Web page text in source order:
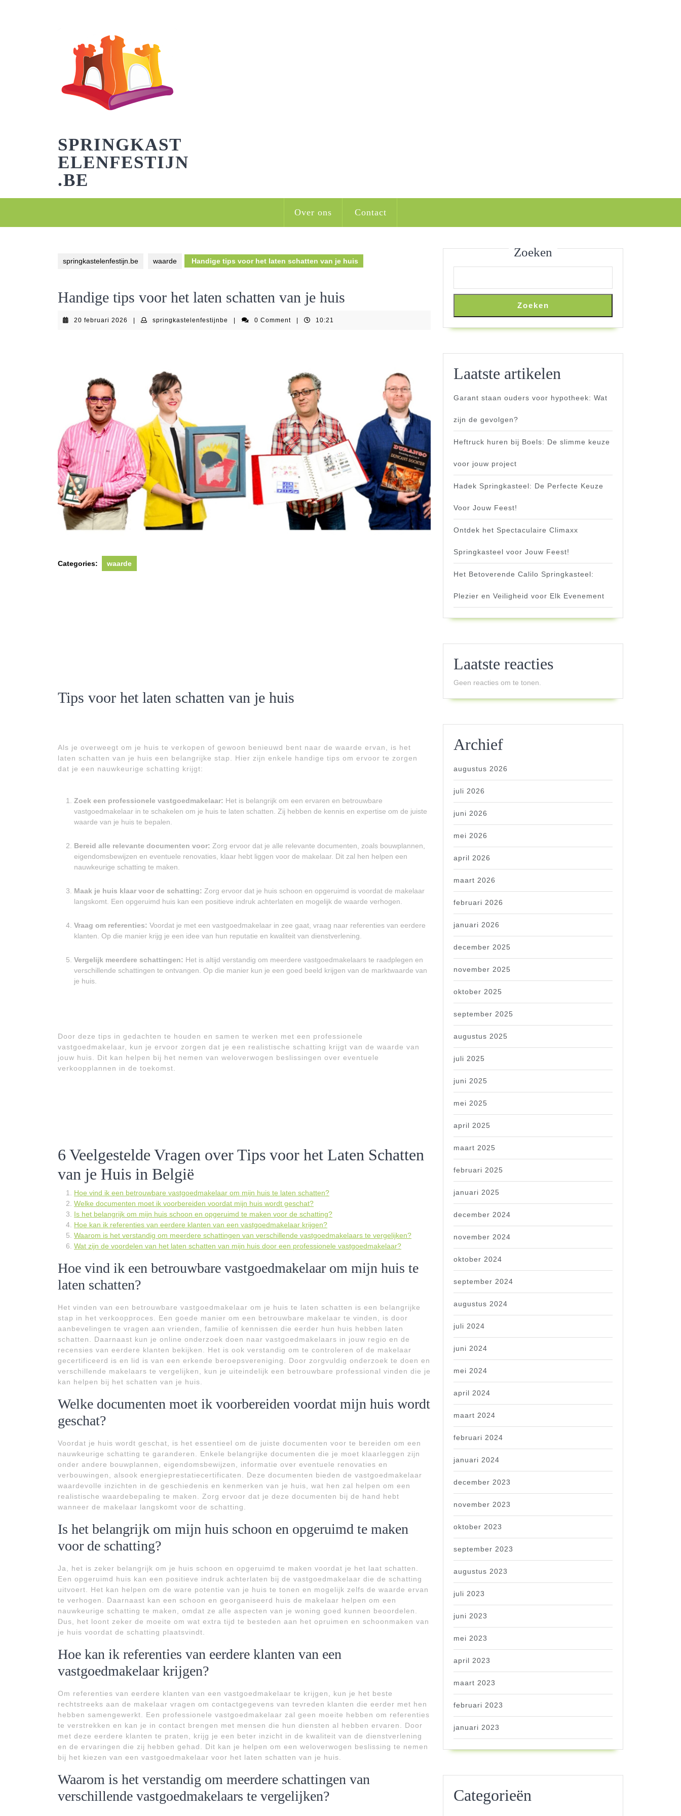
SPRINGKAST
ELENFESTIJN
.BE
Over ons Contact
springkastelenfestijn.be waarde Handige tips voor het laten schatten van je huis
Handige tips voor het laten schatten van je huis
20 februari 2026 20
springkastelenfestijnbe springkastelenfestijnbe
0 Comment 10:21
Categories: waarde
Tips voor het laten schatten van je huis
Als je overweegt om je huis te verkopen of gewoon benieuwd bent naar de waarde ervan, is het
laten schatten van je huis een belangrijke stap. Hier zijn enkele handige tips om ervoor te zorgen
dat je een nauwkeurige schatting krijgt:
Zoek een professionele vastgoedmakelaar: Het is belangrijk om een ervaren en betrouwbare
vastgoedmakelaar in te schakelen om je huis te laten schatten. Zij hebben de kennis en expertise om de juiste
waarde van je huis te bepalen.
Bereid alle relevante documenten voor: Zorg ervoor dat je alle relevante documenten, zoals bouwplannen,
eigendomsbewijzen en eventuele renovaties, klaar hebt liggen voor de makelaar. Dit zal hen helpen een
nauwkeurige schatting te maken.
Maak je huis klaar voor de schatting: Zorg ervoor dat je huis schoon en opgeruimd is voordat de makelaar
langskomt. Een opgeruimd huis kan een positieve indruk achterlaten en mogelijk de waarde verhogen.
Vraag om referenties: Voordat je met een vastgoedmakelaar in zee gaat, vraag naar referenties van eerdere
klanten. Op die manier krijg je een idee van hun reputatie en kwaliteit van dienstverlening.
Vergelijk meerdere schattingen: Het is altijd verstandig om meerdere vastgoedmakelaars te raadplegen en
verschillende schattingen te ontvangen. Op die manier kun je een goed beeld krijgen van de marktwaarde van
je huis.
Door deze tips in gedachten te houden en samen te werken met een professionele
vastgoedmakelaar, kun je ervoor zorgen dat je een realistische schatting krijgt van de waarde van
jouw huis. Dit kan helpen bij het nemen van weloverwogen beslissingen over eventuele
verkoopplannen in de toekomst.
6 Veelgestelde Vragen over Tips voor het Laten Schatten
van je Huis in België
Hoe vind ik een betrouwbare vastgoedmakelaar om mijn huis te laten schatten?
Welke documenten moet ik voorbereiden voordat mijn huis wordt geschat?
Is het belangrijk om mijn huis schoon en opgeruimd te maken voor de schatting?
Hoe kan ik referenties van eerdere klanten van een vastgoedmakelaar krijgen?
Waarom is het verstandig om meerdere schattingen van verschillende vastgoedmakelaars te vergelijken?
Wat zijn de voordelen van het laten schatten van mijn huis door een professionele vastgoedmakelaar?
Hoe vind ik een betrouwbare vastgoedmakelaar om mijn huis te
laten schatten?
Het vinden van een betrouwbare vastgoedmakelaar om je huis te laten schatten is een belangrijke
stap in het verkoopproces. Een goede manier om een betrouwbare makelaar te vinden, is door
aanbevelingen te vragen aan vrienden, familie of kennissen die eerder hun huis hebben laten
schatten. Daarnaast kun je online onderzoek doen naar vastgoedmakelaars in jouw regio en de
recensies van eerdere klanten bekijken. Het is ook verstandig om te controleren of de makelaar
gecertificeerd is en lid is van een erkende beroepsvereniging. Door zorgvuldig onderzoek te doen en
verschillende makelaars te vergelijken, kun je uiteindelijk een betrouwbare professional vinden die je
kan helpen bij het schatten van je huis.
Welke documenten moet ik voorbereiden voordat mijn huis wordt
geschat?
Voordat je huis wordt geschat, is het essentieel om de juiste documenten voor te bereiden om een
nauwkeurige schatting te garanderen. Enkele belangrijke documenten die je moet klaarleggen zijn
onder andere bouwplannen, eigendomsbewijzen, informatie over eventuele renovaties en
verbouwingen, alsook energieprestatiecertificaten. Deze documenten bieden de vastgoedmakelaar
waardevolle inzichten in de geschiedenis en kenmerken van je huis, wat hen zal helpen om een
realistische waardebepaling te maken. Zorg ervoor dat je deze documenten bij de hand hebt
wanneer de makelaar langskomt voor de schatting.
Is het belangrijk om mijn huis schoon en opgeruimd te maken
voor de schatting?
Ja, het is zeker belangrijk om je huis schoon en opgeruimd te maken voordat je het laat schatten.
Een opgeruimd huis kan een positieve indruk achterlaten bij de vastgoedmakelaar die de schatting
uitvoert. Het kan helpen om de ware potentie van je huis te tonen en mogelijk zelfs de waarde ervan
te verhogen. Daarnaast kan een schoon en georganiseerd huis de makelaar helpen om een
nauwkeurige schatting te maken, omdat ze alle aspecten van je woning goed kunnen beoordelen.
Dus, het loont zeker de moeite om wat extra tijd te besteden aan het opruimen en schoonmaken van
je huis voordat de schatting plaatsvindt.
Hoe kan ik referenties van eerdere klanten van een
vastgoedmakelaar krijgen?
Om referenties van eerdere klanten van een vastgoedmakelaar te krijgen, kun je het beste
rechtstreeks aan de makelaar vragen om contactgegevens van tevreden klanten die eerder met hen
hebben samengewerkt. Een professionele vastgoedmakelaar zal geen moeite hebben om referenties
te verstrekken en kan je in contact brengen met mensen die hun diensten al hebben ervaren. Door
met deze eerdere klanten te praten, krijg je een beter inzicht in de kwaliteit van de dienstverlening
en de ervaringen die zij hebben gehad. Dit kan je helpen om een weloverwogen beslissing te nemen
bij het kiezen van een vastgoedmakelaar voor het laten schatten van je huis.
Waarom is het verstandig om meerdere schattingen van
verschillende vastgoedmakelaars te vergelijken?
Zoeken
Zoeken
Laatste artikelen
Garant staan ouders voor hypotheek: Wat
zijn de gevolgen?
Heftruck huren bij Boels: De slimme keuze
voor jouw project
Hadek Springkasteel: De Perfecte Keuze
Voor Jouw Feest!
Ontdek het Spectaculaire Climaxx
Springkasteel voor Jouw Feest!
Het Betoverende Calilo Springkasteel:
Plezier en Veiligheid voor Elk Evenement
Laatste reacties
Geen reacties om te tonen.
Archief
augustus 2026
juli 2026
juni 2026
mei 2026
april 2026
maart 2026
februari 2026
januari 2026
december 2025
november 2025
oktober 2025
september 2025
augustus 2025
juli 2025
juni 2025
mei 2025
april 2025
maart 2025
februari 2025
januari 2025
december 2024
november 2024
oktober 2024
september 2024
augustus 2024
juli 2024
juni 2024
mei 2024
april 2024
maart 2024
februari 2024
januari 2024
december 2023
november 2023
oktober 2023
september 2023
augustus 2023
juli 2023
juni 2023
mei 2023
april 2023
maart 2023
februari 2023
januari 2023
Categorieën